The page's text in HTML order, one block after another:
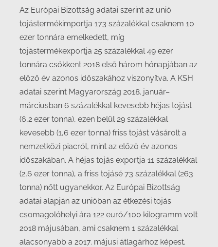
Az Európai Bizottság adatai szerint az unió
tojástermékimportja 173 százalékkal csaknem 10
ezer tonnára emelkedett, míg
tojástermékexportja 25 százalékkal 49 ezer
tonnára csökkent 2018 első három hónapjában az
előző év azonos időszakához viszonyítva. A KSH
adatai szerint Magyarország 2018. január–
márciusban 6 százalékkal kevesebb héjas tojást
(6,2 ezer tonna), ezen belül 29 százalékkal
kevesebb (1,6 ezer tonna) friss tojást vásárolt a
nemzetközi piacról, mint az előző év azonos
időszakában. A héjas tojás exportja 11 százalékkal
(2,6 ezer tonna), a friss tojásé 73 százalékkal (263
tonna) nőtt ugyanekkor. Az Európai Bizottság
adatai alapján az unióban az étkezési tojás
csomagolóhelyi ára 122 euró/100 kilogramm volt
2018 májusában, ami csaknem 1 százalékkal
alacsonyabb a 2017. májusi átlagárhoz képest.